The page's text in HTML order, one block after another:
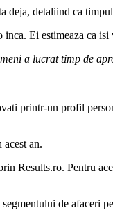
deja, detaliind ca
Ei estimeaza ca
a lucrat timp de
printr-un profil
an.
Pentru
de afaceri